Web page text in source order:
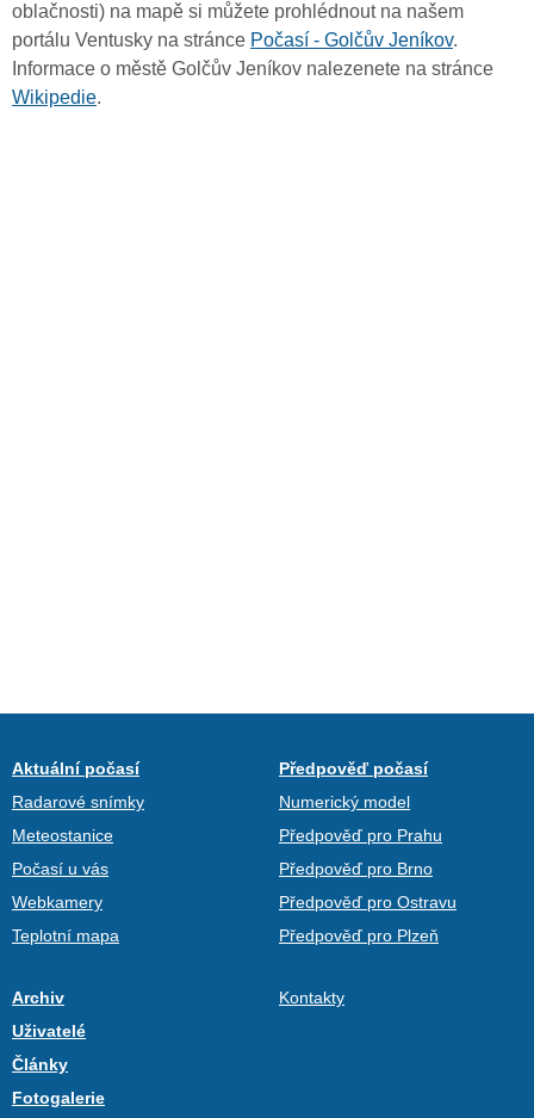
oblačnosti) na mapě si můžete prohlédnout na našem
portálu Ventusky na stránce Počasí - Golčův Jeníkov.
Informace o městě Golčův Jeníkov nalezenete na stránce
Wikipedie.
Aktuální počasí
Radarové snímky
Meteostanice
Počasí u vás
Webkamery
Teplotní mapa
Předpověď počasí
Numerický model
Předpověď pro Prahu
Předpověď pro Brno
Předpověď pro Ostravu
Předpověď pro Plzeň
Archiv
Uživatelé
Články
Fotogalerie
Kontakty